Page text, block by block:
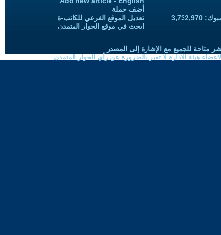
أضف حملة
تعديل الموقع الفرعي للكاتب-ة
ابحث في موقع الحوار المتمدن
متاحة للجميع مع الإشارة إلى المصدر
هيئة الادارة لا تعبر بالضرورة عن رأي الحوار المتمدن